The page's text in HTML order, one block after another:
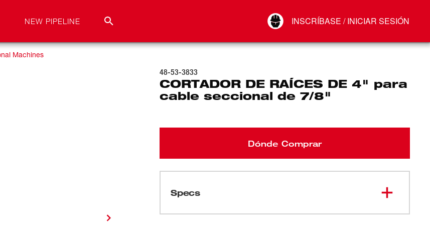
NEW PIPELINE INSCRÍBASE / INICIAR SESIÓN
Conectar
Machines
48-53-3833
CORTADOR DE RAÍCES DE 4" para
cable seccional de 7/8"
Dónde Comprar
Specs
Cargando